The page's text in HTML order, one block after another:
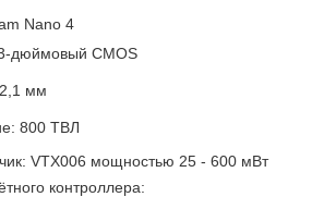
Nano 4
дюймовый CMOS
мм
800 ТВЛ
VTX006 мощностью 25 - 600 мВт
контроллера: